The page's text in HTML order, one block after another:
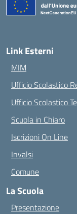
Link Esterni
MIM
Ufficio Scolastico
Ufficio Scolastico
Scuola in Chiaro
Iscrizioni On Line
Invalsi
Comune
La Scuola
Presentazione